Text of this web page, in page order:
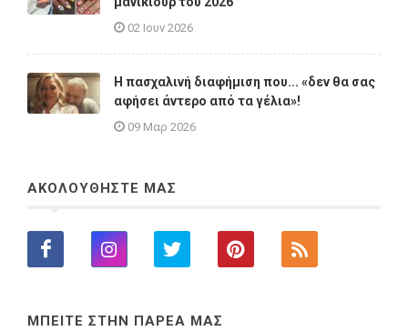
02 Ιουν 2026
Η πασχαλινή διαφήμιση που... «δεν θα σας
αφήσει άντερο από τα γέλια»!
09 Μαρ 2026
ΑΚΟΛΟΥΘΗΣΤΕ ΜΑΣ
ΜΠΕΙΤΕ ΣΤΗΝ ΠΑΡΕΑ ΜΑΣ